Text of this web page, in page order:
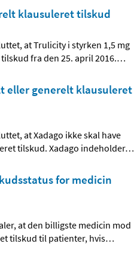
klausuleret tilskud
at Trulicity i styrken 1,5 mg
fra den 25. april 2016.…
eller generelt klausuleret
at Xadago ikke skal have
tilskud. Xadago indeholder…
for medicin
at den billigste medicin mod
tilskud til patienter, hvis…